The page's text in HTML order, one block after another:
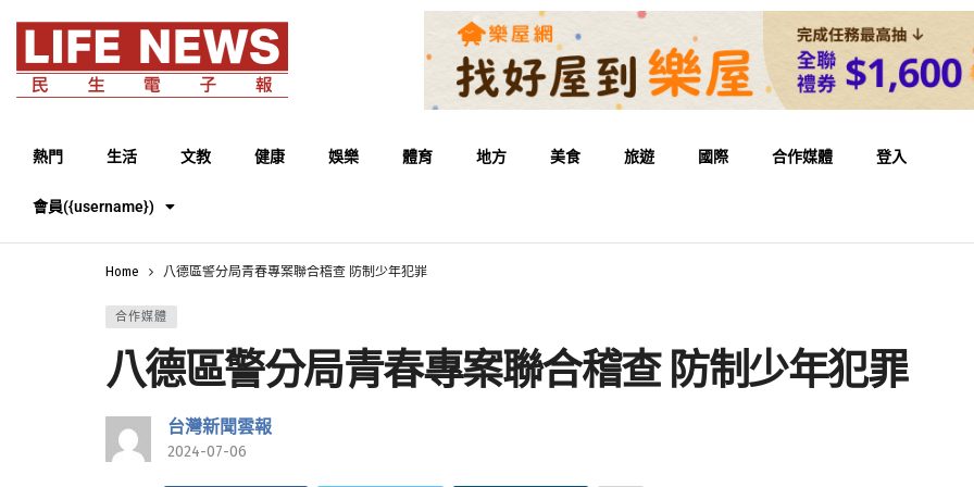
熱門 生活 文教 健康 娛樂 體育 地方 美食 旅遊 國際 合作媒體 登入
會員({username})
Home 八德區警分局青春專案聯合稽查 防制少年犯罪
合作媒體
八德區警分局青春專案聯合稽查 防制少年犯罪
台灣新聞雲報
2024-07-06